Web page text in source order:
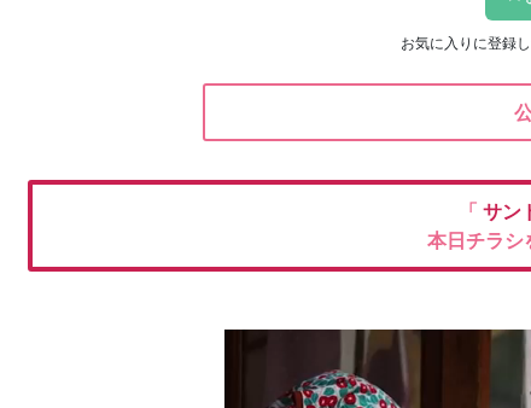
お気に入りに登録
「 サン
本日チラシ